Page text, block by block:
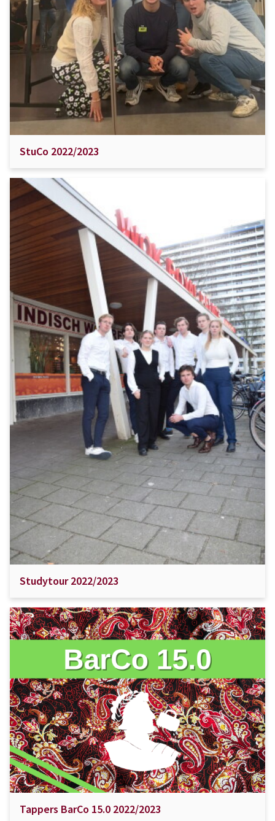
StuCo 2022/2023
Studytour 2022/2023
Tappers BarCo 15.0 2022/2023